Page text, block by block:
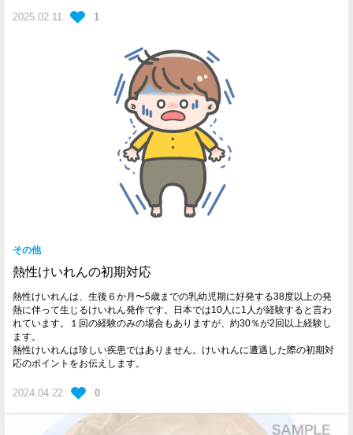
2025.02.11 1
その他
熱性けいれんの初期対応
熱性けいれんは、生後６か月〜5歳までの乳幼児期に好発する38度以上の発
熱に伴って生じるけいれん発作です。日本では10人に1人が経験すると言わ
れています。１回の経験のみの場合もありますが、約30％が2回以上経験し
ます。
熱性けいれんは珍しい疾患ではありません。けいれんに遭遇した際の初期対
応のポイントをお伝えします。
2024.04.22 0